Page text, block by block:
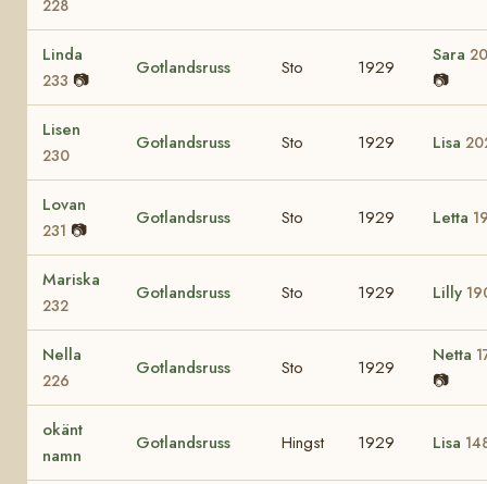
228
Linda
233 📷
Gotlandsruss Sto 1929
Sara
📷
Lisen
230
Gotlandsruss Sto 1929 Lisa
Lovan
231 📷
Gotlandsruss Sto 1929 Letta
Mariska
232
Gotlandsruss Sto 1929 Lilly
Nella
226
Gotlandsruss Sto 1929
Netta
📷
okänt
namn
Gotlandsruss Hingst 1929 Lisa